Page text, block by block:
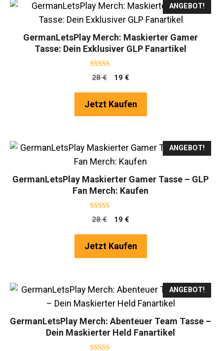
ANGEBOT!
GermanLetsPlay Merch: Maskierter Gamer
Tasse: Dein Exklusiver GLP Fanartikel
4.75
von 5
28€
Ursprünglicher
war:
19 €
ist:
Jetzt Kaufen
ANGEBOT!
GermanLetsPlay Maskierter Gamer Tasse – GLP
Fan Merch: Kaufen
4.75
von 5
28€
Ursprünglicher
war:
19 €
ist:
Jetzt Kaufen
ANGEBOT!
GermanLetsPlay Merch: Abenteuer Team Tasse –
Dein Maskierter Held Fanartikel